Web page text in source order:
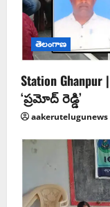
తెలంగాణ
Station
‘ప్రమోద్ రెడ్డి’
aakerutelugunews